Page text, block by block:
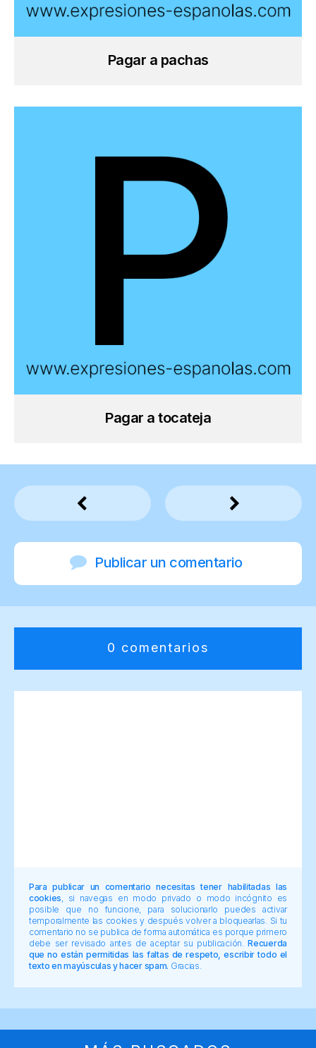
Pagar a pachas
Pagar a tocateja
Publicar un comentario
0 comentarios
Para publicar un comentario necesitas tener habilitadas las
cookies , si navegas en modo privado o modo incógnito es
posible que no funcione, para solucionarlo puedes activar
temporalmente las cookies y después volver a bloquearlas. Si tu
comentario no se publica de forma automática es porque primero
debe ser revisado antes de aceptar su publicación.Recuerda
que no están permitidas las faltas de respeto, escribir todo el
texto en mayúsculas y hacer spam. Gracias.